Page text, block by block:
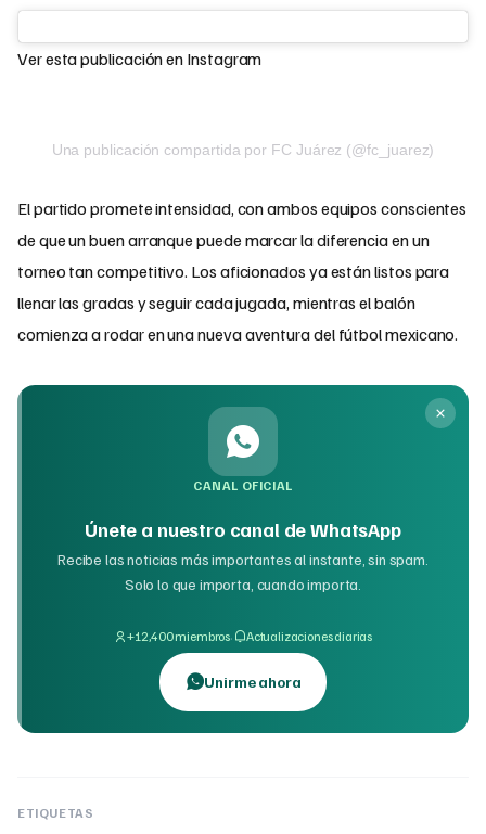
Ver esta publicación en Instagram
Una publicación compartida por FC Juárez (@fc_juarez)
El partido promete intensidad, con ambos equipos conscientes
de que un buen arranque puede marcar la diferencia en un
torneo tan competitivo. Los aficionados ya están listos para
llenar las gradas y seguir cada jugada, mientras el balón
comienza a rodar en una nueva aventura del fútbol mexicano.
CANAL OFICIAL
Únete a nuestro canal de WhatsApp
Recibe las noticias más importantes al instante, sin spam.
Solo lo que importa, cuando importa.
+12,400 miembros· Actualizaciones diarias
Unirme ahora
ETIQUETAS